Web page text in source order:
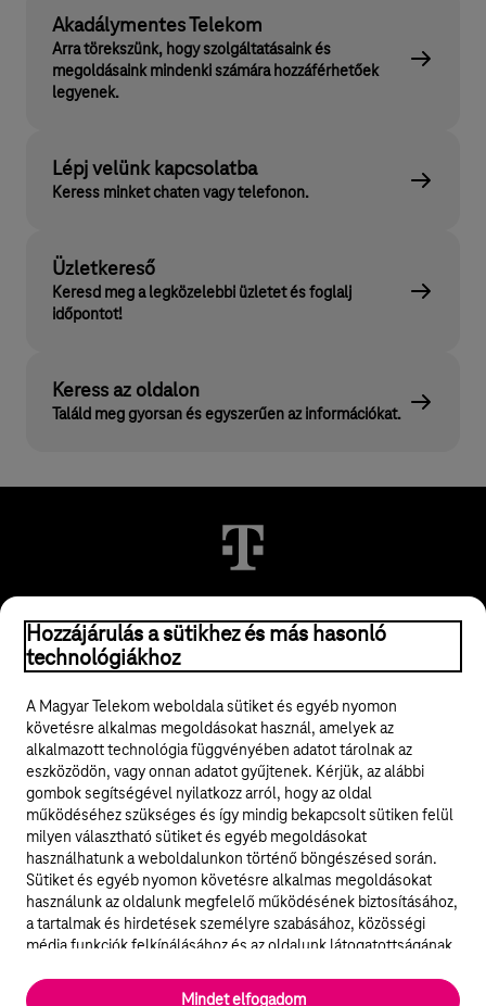
Akadálymentes Telekom
Arra törekszünk, hogy szolgáltatásaink és
megoldásaink mindenki számára hozzáférhetőek
legyenek.
Lépj velünk kapcsolatba
Keress minket chaten vagy telefonon.
Üzletkereső
Keresd meg a legközelebbi üzletet és foglalj
időpontot!
Keress az oldalon
Találd meg gyorsan és egyszerűen az információkat.
© 2026 Magyar Telekom Nyrt.
ÁSZF
Adatvédelem
Felhívások
Közösségi média
Cookie beállítások
Hozzájárulás a sütikhez és más hasonló
technológiákhoz
A Magyar Telekom weboldala sütiket és egyéb nyomon
követésre alkalmas megoldásokat használ, amelyek az
alkalmazott technológia függvényében adatot tárolnak az
eszközödön, vagy onnan adatot gyűjtenek. Kérjük, az alábbi
gombok segítségével nyilatkozz arról, hogy az oldal
működéséhez szükséges és így mindig bekapcsolt sütiken felül
milyen választható sütiket és egyéb megoldásokat
használhatunk a weboldalunkon történő böngészésed során.
Sütiket és egyéb nyomon követésre alkalmas megoldásokat
használunk az oldalunk megfelelő működésének biztosításához,
a tartalmak és hirdetések személyre szabásához, közösségi
média funkciók felkínálásához és az oldalunk látogatottságának
elengedhetetlenek a weboldal működéséhez és nem lehet
Mindet elfogadom